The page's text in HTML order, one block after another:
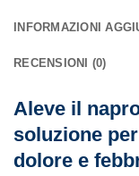
INFORMAZIONI
RECENSIONI (0)
Aleve il
soluzione
dolore e